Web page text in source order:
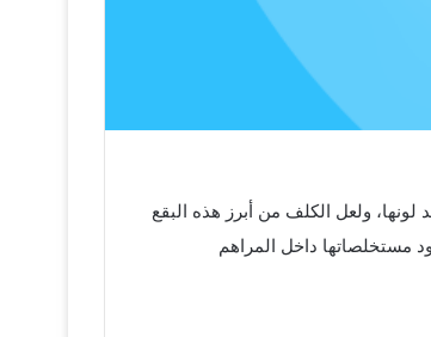
ولعل الكلف من أبرز هذه البقع
مستخلصاتها داخل المراهم